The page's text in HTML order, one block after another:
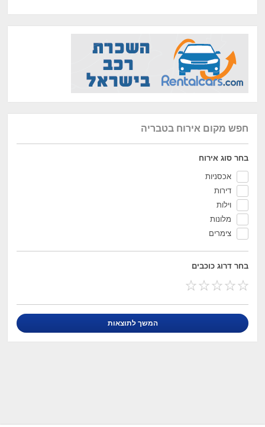
חפש מקום אירוח בטבריה
בחר סוג אירוח
אכסניות
דירות
וילות
מלונות
צימרים
בחר דרוג כוכבים